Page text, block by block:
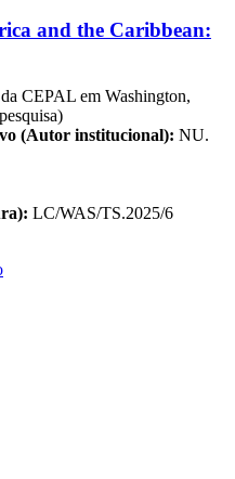
and the Caribbean:
CEPAL em Washington,
(Autor institucional): NU.
LC/WAS/TS.2025/6